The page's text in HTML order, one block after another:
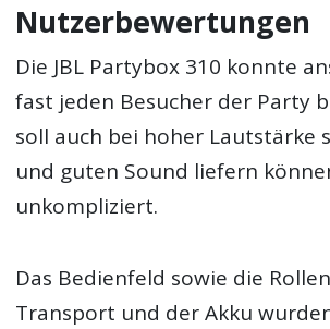
Nutzerbewertungen
Die JBL Partybox 310 konnte
fast jeden Besucher der Party
soll auch bei hoher Lautstärke
und guten Sound liefern
unkompliziert.
Das Bedienfeld sowie die
Transport und der Akku